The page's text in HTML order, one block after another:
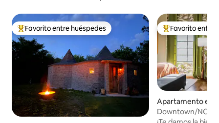
Favorito entre huéspedes preferido
Favorito entre huéspedes Favorito entre
Favorito entre
Apartamento en
oga
Downtown/NO
bed/FREE parking!